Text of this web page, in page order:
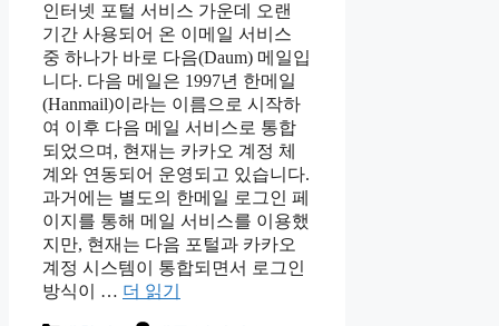
인터넷 포털 서비스 가운데 오랜
기간 사용되어 온 이메일 서비스
중 하나가 바로 다음(Daum) 메일입
니다. 다음 메일은 1997년 한메일
(Hanmail)이라는 이름으로 시작하
여 이후 다음 메일 서비스로 통합
되었으며, 현재는 카카오 계정 체
계와 연동되어 운영되고 있습니다.
과거에는 별도의 한메일 로그인 페
이지를 통해 메일 서비스를 이용했
지만, 현재는 다음 포털과 카카오
계정 시스템이 통합되면서 로그인
방식이 … 더 읽기